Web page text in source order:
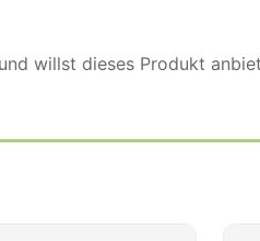
willst dieses Produkt